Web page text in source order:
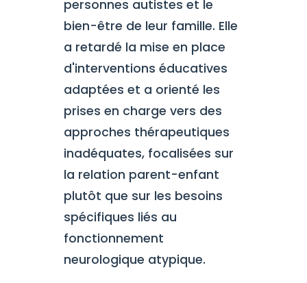
personnes autistes et le
bien-être de leur famille. Elle
a retardé la mise en place
d'interventions éducatives
adaptées et a orienté les
prises en charge vers des
approches thérapeutiques
inadéquates, focalisées sur
la relation parent-enfant
plutôt que sur les besoins
spécifiques liés au
fonctionnement
neurologique atypique.